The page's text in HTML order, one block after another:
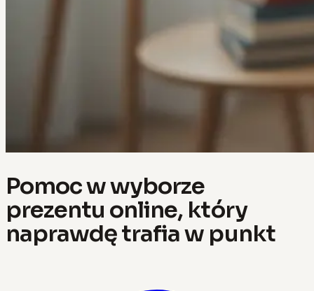
Pomoc w wyborze
prezentu online, który
naprawdę trafia w punkt